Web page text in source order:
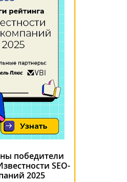
победители
SEO-
2025